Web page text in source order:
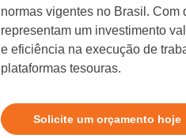
normas vigentes no Brasil.
representam um investimento
e eficiência na execução de
plataformas tesouras.
Solicite um orçamento hoje